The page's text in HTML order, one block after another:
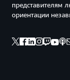
представителям
ориентации